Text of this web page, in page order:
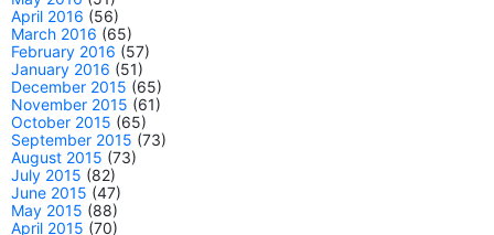
April 2016 (56)
March 2016 (65)
February 2016 (57)
January 2016 (51)
December 2015 (65)
November 2015 (61)
October 2015 (65)
September 2015 (73)
August 2015 (73)
July 2015 (82)
June 2015 (47)
May 2015 (88)
April 2015 (70)